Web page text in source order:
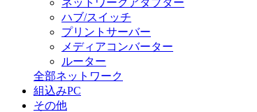
ネットワークアダプター
ハブ/スイッチ
プリントサーバー
メディアコンバーター
ルーター
全部ネットワーク
組込みPC
その他